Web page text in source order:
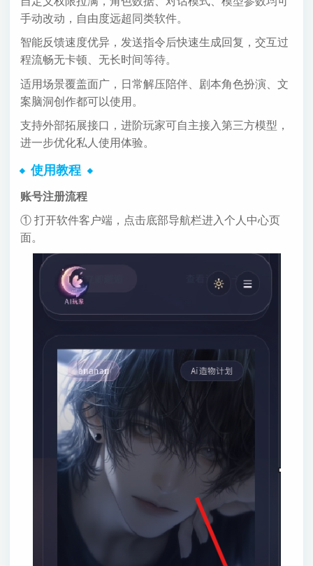
手动改动，自由度远超同类软件。
智能反馈速度优异，发送指令后快速生成回复，交互过
程流畅无卡顿、无长时间等待。
适用场景覆盖面广，日常解压陪伴、剧本角色扮演、文
案脑洞创作都可以使用。
支持外部拓展接口，进阶玩家可自主接入第三方模型，
进一步优化私人使用体验。
使用教程
账号注册流程
① 打开软件客户端，点击底部导航栏进入个人中心页
面。